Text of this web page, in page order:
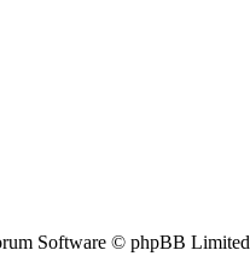
Software © phpBB Limited